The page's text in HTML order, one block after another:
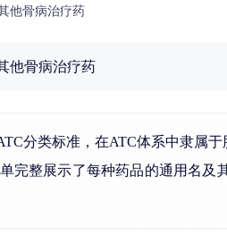
他骨病治疗药
他骨病治疗药
分类标准，在ATC体系中隶属
完整展示了每种药品的通用名